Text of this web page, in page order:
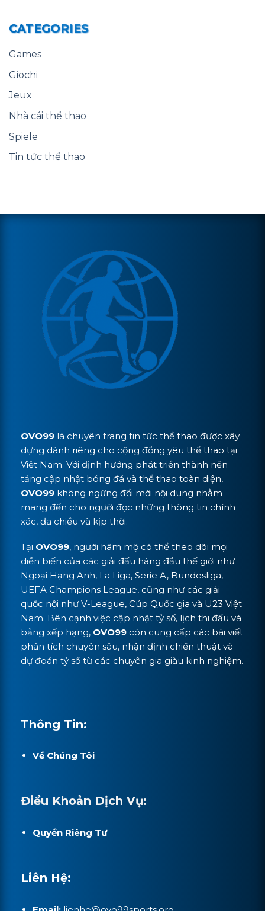
CATEGORIES
Games
Giochi
Jeux
Nhà cái thể thao
Spiele
Tin tức thể thao
OVO99 là chuyên trang tin tức thể thao được xây
dựng dành riêng cho cộng đồng yêu thể thao tại
Việt Nam. Với định hướng phát triển thành nền
tảng cập nhật bóng đá và thể thao toàn diện,
OVO99 không ngừng đổi mới nội dung nhằm
mang đến cho người đọc những thông tin chính
xác, đa chiều và kịp thời.
Tại OVO99, người hâm mộ có thể theo dõi mọi
diễn biến của các giải đấu hàng đầu thế giới như
Ngoại Hạng Anh, La Liga, Serie A, Bundesliga,
UEFA Champions League, cũng như các giải
quốc nội như V-League, Cúp Quốc gia và U23 Việt
Nam. Bên cạnh việc cập nhật tỷ số, lịch thi đấu và
bảng xếp hạng, OVO99 còn cung cấp các bài viết
phân tích chuyên sâu, nhận định chiến thuật và
dự đoán tỷ số từ các chuyên gia giàu kinh nghiệm.
Thông Tin:
Về Chúng Tôi
Điều Khoản Dịch Vụ:
Quyền Riêng Tư
Liên Hệ: